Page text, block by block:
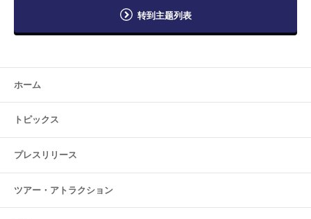
转到主题列表
ホーム
トピックス
プレスリリース
ツアー・ アトラクション